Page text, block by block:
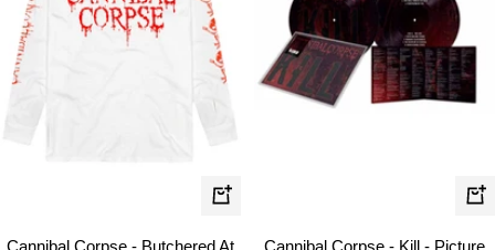
Schnellansicht
Cannibal Corpse - Butchered At
In
Cannibal Corpse - Kill - Picture